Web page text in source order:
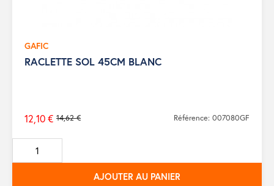
GAFIC
RACLETTE SOL 45CM BLANC
Prix
de
base
14,62 €
12,10 € Référence: 007080GF
AJOUTER AU PANIER